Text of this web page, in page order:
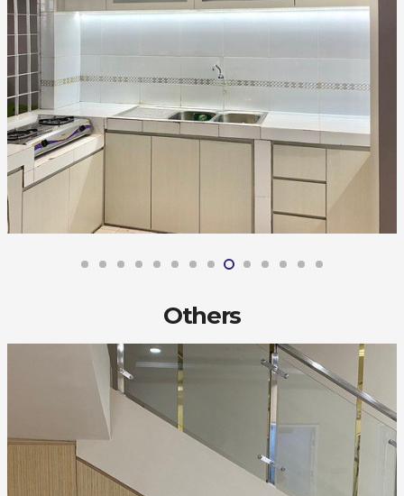
Others